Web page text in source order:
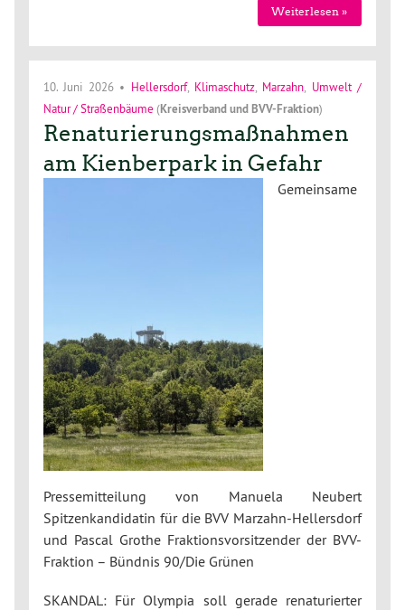
Weiterlesen »
10. Juni 2026• Hellersdorf, Klimaschutz, Marzahn
Umwelt /
Natur / Straßenbäume (KreisverbandundBVV-Fraktion)
Renaturierungsmaßnahmen
am Kienberpark in Gefahr
Gemeinsame
Pressemitteilung von Manuela Neubert
Spitzenkandidatin für die BVV Marzahn-Hellersdorf
und Pascal Grothe Fraktionsvorsitzender der BVV-
Fraktion – Bündnis 90/Die Grünen
SKANDAL: Für Olympia soll gerade renaturierter